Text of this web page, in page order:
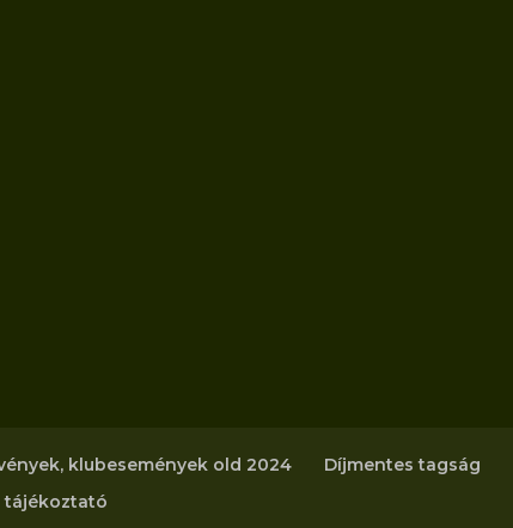
klubesemények old 2024 Díjmentes tagság
tájékoztató